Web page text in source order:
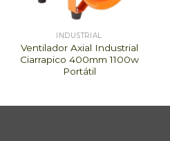
INDUSTRIAL
Ventilador Axial Industrial
Ciarrapico 400mm 1100w
Portátil